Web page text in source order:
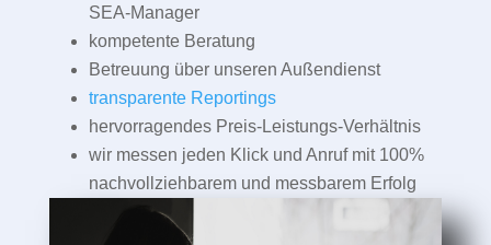
SEA-Manager
kompetente Beratung
Betreuung über unseren Außendienst
transparente Reportings
hervorragendes Preis-Leistungs-Verhältnis
wir messen jeden Klick und Anruf mit 100%
nachvollziehbarem und messbarem Erfolg